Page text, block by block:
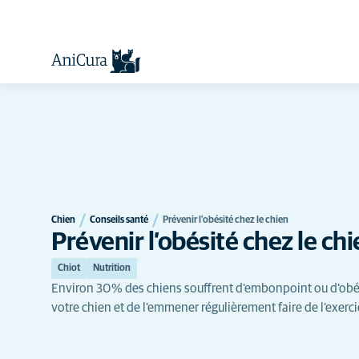
Chien Conseils santé Prévenir l’obésité chez le chien
Prévenir l’obésité chez le
Chiot Nutrition
Environ 30 % des chiens souffrent d'embonpoint ou
votre chien et de l'emmener régulièrement faire de